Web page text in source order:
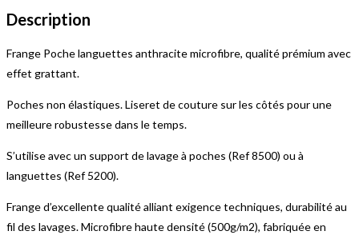
40cm
Description
Frange Poche languettes anthracite microfibre, qualité prémium avec
effet grattant.
Poches non élastiques. Liseret de couture sur les côtés pour une
meilleure robustesse dans le temps.
S’utilise avec un support de lavage à poches (Ref 8500) ou à
languettes (Ref 5200).
Frange d’excellente qualité alliant exigence techniques, durabilité au
fil des lavages. Microfibre haute densité (500g/m2), fabriquée en